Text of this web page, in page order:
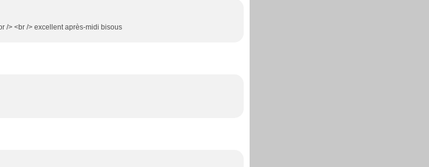
/> <br /> excellent après-midi bisous